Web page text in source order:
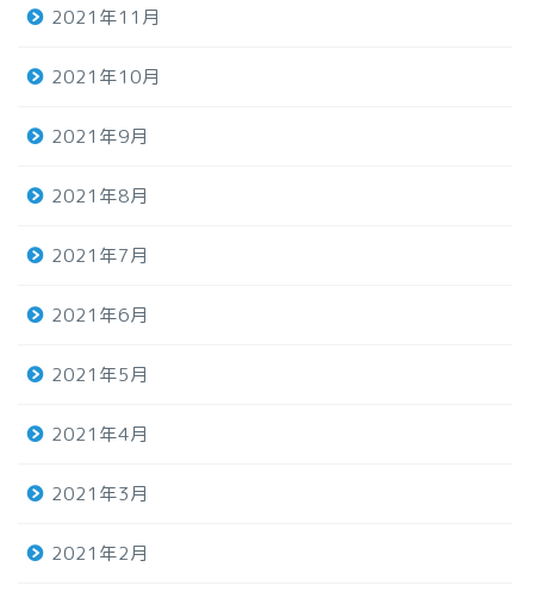
2021年11月
2021年10月
2021年9月
2021年8月
2021年7月
2021年6月
2021年5月
2021年4月
2021年3月
2021年2月